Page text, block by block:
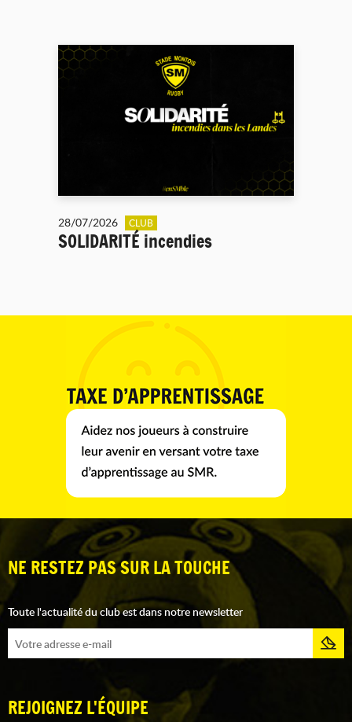
28/07/2026 CLUB
SOLIDARITÉ incendies
NE RESTEZ PAS SUR LA TOUCHE
Toute l'actualité du club est dans notre newsletter
REJOIGNEZ L'ÉQUIPE